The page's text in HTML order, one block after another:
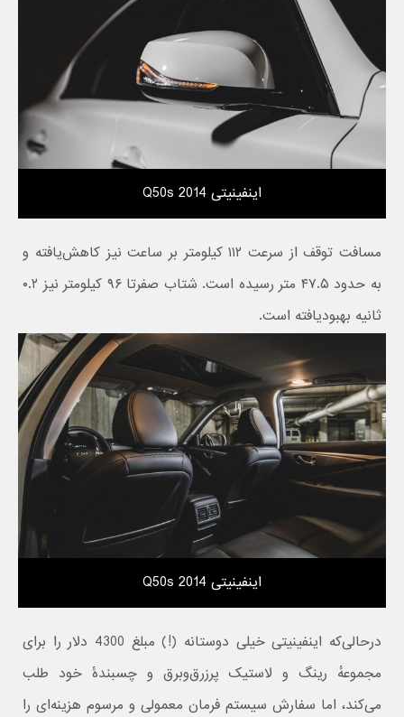
اینفینیتی Q50s 2014
مسافت توقف از سرعت ۱۱۲ کیلومتر بر ساعت نیز کاهش‌یافته و
به حدود ۴۷.۵ متر رسیده است. شتاب صفرتا ۹۶ کیلومتر نیز ۰.۲
ثانیه بهبودیافته است.
اینفینیتی Q50s 2014
درحالی‌که اینفینیتی خیلی دوستانه (!) مبلغ 4300 دلار را برای
مجموعهٔ رینگ و لاستیک پرزرق‌وبرق و چسبندهٔ خود طلب
می‌کند، اما سفارش سیستم فرمان معمولی و مرسوم هزینه‌ای را